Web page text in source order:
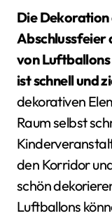
Die Dekoration
Abschlussfeier
von Luftballons
ist schnell und
dekorativen
Raum selbst
den Korridor
schön
Luftballons